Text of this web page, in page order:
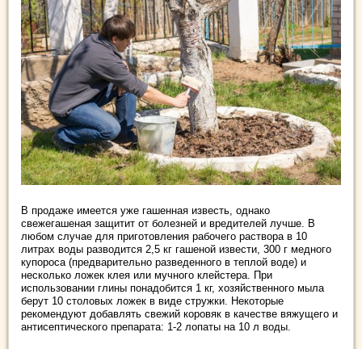
В продаже имеется уже гашенная известь, однако
свежегашеная защитит от болезней и вредителей лучше. В
любом случае для приготовления рабочего раствора в 10
литрах воды разводится 2,5 кг гашеной извести, 300 г медного
купороса (предварительно разведенного в теплой воде) и
несколько ложек клея или мучного клейстера. При
использовании глины понадобится 1 кг, хозяйственного мыла
берут 10 столовых ложек в виде стружки. Некоторые
рекомендуют добавлять свежий коровяк в качестве вяжущего и
антисептического препарата: 1-2 лопаты на 10 л воды.